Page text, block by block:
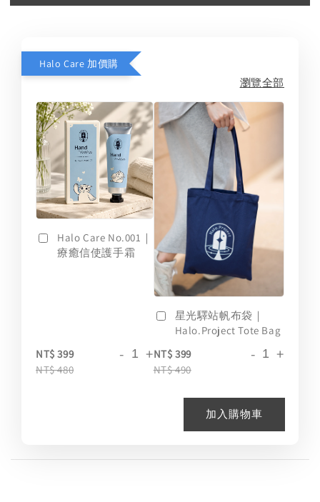
Halo Care 加價購
瀏覽全部
Halo Care No.001｜
療癒信使護手霜
NT$ 399
NT$ 480
- +
星光驛站帆布袋｜
Halo.Project Tote Bag
NT$ 399
NT$ 490
- +
加入購物車